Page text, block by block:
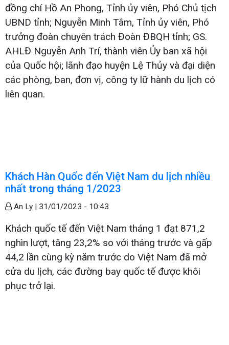
đồng chí Hồ An Phong, Tỉnh ủy viên, Phó Chủ tịch
UBND tỉnh; Nguyễn Minh Tâm, Tỉnh ủy viên, Phó
trưởng đoàn chuyên trách Đoàn ĐBQH tỉnh; GS.
AHLĐ Nguyễn Anh Trí, thành viên Ủy ban xã hội
của Quốc hội; lãnh đạo huyện Lệ Thủy và đại diện
các phòng, ban, đơn vị, công ty lữ hành du lịch có
liên quan.
Khách Hàn Quốc đến Việt Nam du lịch nhiều
nhất trong tháng 1/2023
An Ly | 31/01/2023 - 10:43
Khách quốc tế đến Việt Nam tháng 1 đạt 871,2
nghìn lượt, tăng 23,2% so với tháng trước và gấp
44,2 lần cùng kỳ năm trước do Việt Nam đã mở
cửa du lịch, các đường bay quốc tế được khôi
phục trở lại.